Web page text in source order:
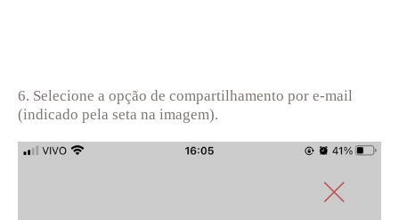
6. Selecione a opção de compartilhamento por e-mail
(indicado pela seta na imagem).